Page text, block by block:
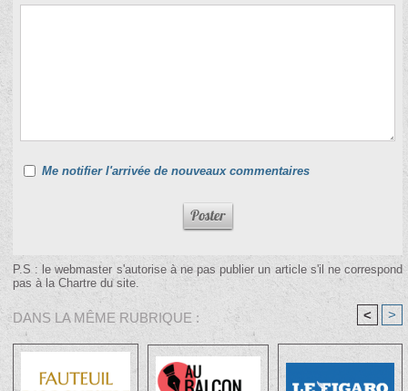
Me notifier l'arrivée de nouveaux commentaires
P.S : le webmaster s'autorise à ne pas publier un article s'il ne correspond
pas à la Chartre du site.
DANS LA MÊME RUBRIQUE : < >